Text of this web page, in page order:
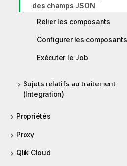
des champs JSON
Relier les composants
Configurer les composants
Exécuter le Job
Sujets relatifs au traitement
(Integration)
Propriétés
Proxy
Qlik Cloud